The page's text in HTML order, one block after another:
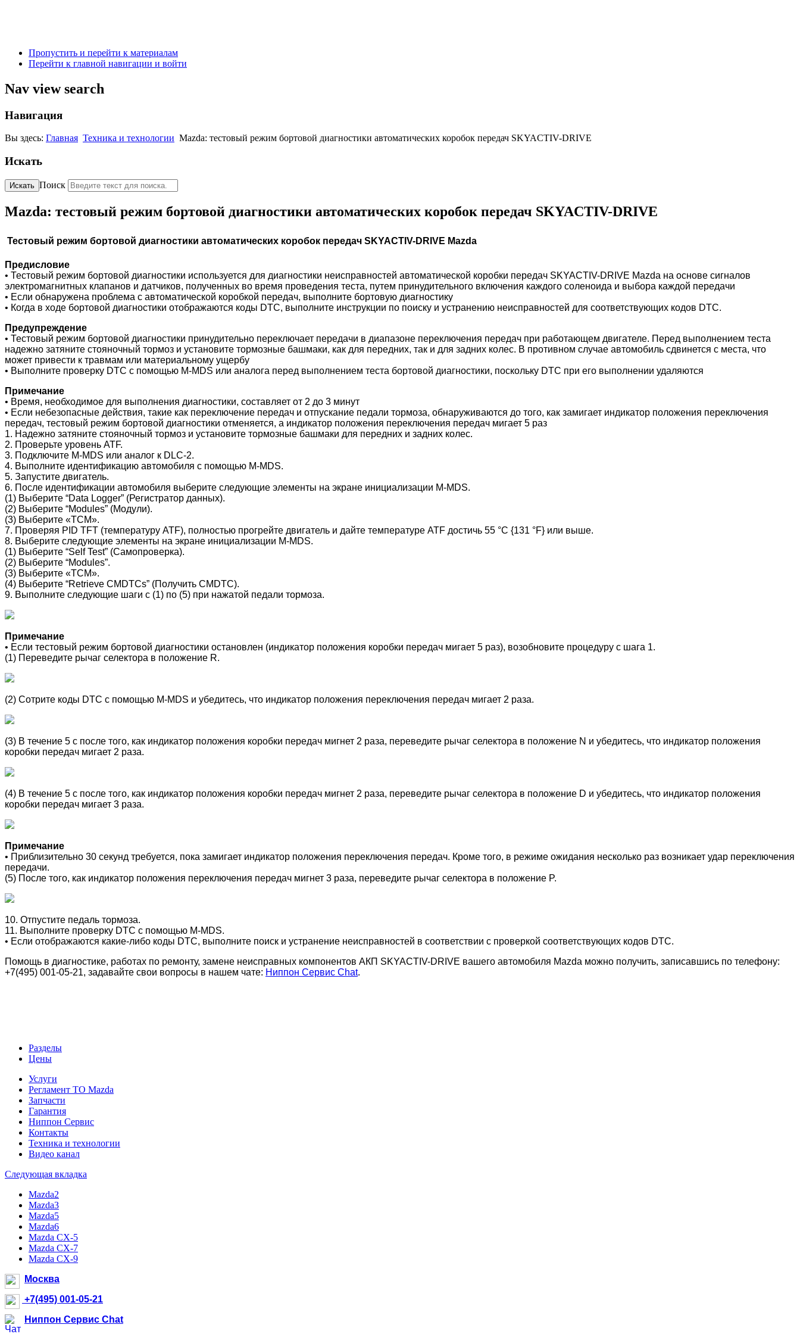
Пропустить и перейти к материалам
Перейти к главной навигации и войти
Nav view search
Навигация
Вы здесь: Главная Техника и технологии Mazda: тестовый режим бортовой диагностики автоматических коробок передач SKYACTIV-DRIVE
Искать
Искать Поиск
Mazda: тестовый режим бортовой диагностики автоматических коробок передач SKYACTIV-DRIVE
Тестовый режим бортовой диагностики автоматических коробок передач SKYACTIV-DRIVE Mazda
П редисловие
• Тестовый режим бортовой диагностики используется для диагностики неисправностей автоматической коробки передач SKYACTIV-DRIVE Mazda на основе сигналов
электромагнитных клапанов и датчиков, полученных во время проведения теста, путем принудительного включения каждого соленоида и выбора каждой передачи
• Если обнаружена проблема с автоматической коробкой передач, выполните бортовую диагностику
• Когда в ходе бортовой диагностики отображаются коды DTC, выполните инструкции по поиску и устранению неисправностей для соответствующих кодов DTC.
Предупреждение
• Тестовый режим бортовой диагностики принудительно переключает передачи в диапазоне переключения передач при работающем двигателе. Перед выполнением теста
надежно затяните стояночный тормоз и установите тормозные башмаки, как для передних, так и для задних колес. В противном случае автомобиль сдвинется с места, что
может привести к травмам или материальному ущербу
• Выполните проверку DTC с помощью M-MDS или аналога перед выполнением теста бортовой диагностики, поскольку DTC при его выполнении удаляются
Примечание
• Время, необходимое для выполнения диагностики, составляет от 2 до 3 минут
• Если небезопасные действия, такие как переключение передач и отпускание педали тормоза, обнаруживаются до того, как замигает индикатор положения переключения
передач, тестовый режим бортовой диагностики отменяется, а индикатор положения переключения передач мигает 5 раз
1. Надежно затяните стояночный тормоз и установите тормозные башмаки для передних и задних колес.
2. Проверьте уровень ATF.
3. Подключите M-MDS или аналог к DLC-2.
4. Выполните идентификацию автомобиля с помощью M-MDS.
5. Запустите двигатель.
6. После идентификации автомобиля выберите следующие элементы на экране инициализации M-MDS.
(1) Выберите “Data Logger” (Регистратор данных).
(2) Выберите “Modules” (Модули).
(3) Выберите «TCM».
7. Проверяя PID TFT (температуру ATF), полностью прогрейте двигатель и дайте температуре ATF достичь 55 °C {131 °F} или выше.
8. Выберите следующие элементы на экране инициализации M-MDS.
(1) Выберите “Self Test” (Самопроверка).
(2) Выберите “Modules”.
(3) Выберите «TCM».
(4) Выберите “Retrieve CMDTCs” (Получить CMDTC).
9. Выполните следующие шаги с (1) по (5) при нажатой педали тормоза.
Примечание
• Если тестовый режим бортовой диагностики остановлен (индикатор положения коробки передач мигает 5 раз), возобновите процедуру с шага 1.
(1) Переведите рычаг селектора в положение R.
(2) Сотрите коды DTC с помощью M-MDS и убедитесь, что индикатор положения переключения передач мигает 2 раза.
(3) В течение 5 с после того, как индикатор положения коробки передач мигнет 2 раза, переведите рычаг селектора в положение N и убедитесь, что индикатор положения
коробки передач мигает 2 раза.
(4) В течение 5 с после того, как индикатор положения коробки передач мигнет 2 раза, переведите рычаг селектора в положение D и убедитесь, что индикатор положения
коробки передач мигает 3 раза.
Примечание
• Приблизительно 30 секунд требуется, пока замигает индикатор положения переключения передач. Кроме того, в режиме ожидания несколько раз возникает удар переключения
передачи.
(5) После того, как индикатор положения переключения передач мигнет 3 раза, переведите рычаг селектора в положение P.
10. Отпустите педаль тормоза.
11. Выполните проверку DTC с помощью M-MDS.
• Если отображаются какие-либо коды DTC, выполните поиск и устранение неисправностей в соответствии с проверкой соответствующих кодов DTC.
Помощь в диагностике, работах по ремонту, замене неисправных компонентов АКП SKYACTIV-DRIVE вашего автомобиля Mazda можно получить, записавшись по телефону:
+7(495) 001-05-21, задавайте свои вопросы в нашем чате: Ниппон Сервис Chat.
Разделы
Цены
Услуги
Регламент ТО Mazda
Запчасти
Гарантия
Ниппон Сервис
Контакты
Техника и технологии
Видео канал
Следующая вкладка
Mazda2
Mazda3
Mazda5
Mazda6
Mazda CX-5
Mazda CX-7
Mazda CX-9
Москва
+7(495) 001-05-21
Ниппон Сервис Chat